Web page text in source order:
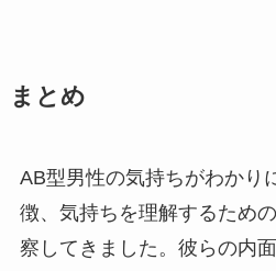
まとめ
AB型男性の気持ちがわかり
徴、気持ちを理解するため
察してきました。彼らの内